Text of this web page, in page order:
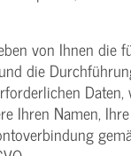
von Ihnen die
die
Daten,
Ihren Namen,